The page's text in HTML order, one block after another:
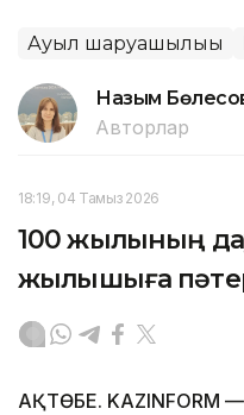
Ауыл шаруашылығы
Назым
Авторлар
18:19, 04 Тамыз 2026
100 жылқының
жылқышыға
АҚТӨБЕ. KAZINFORM —